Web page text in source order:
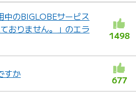
のBIGLOBEサービス
おりません。」のエラ
1498
すか
677